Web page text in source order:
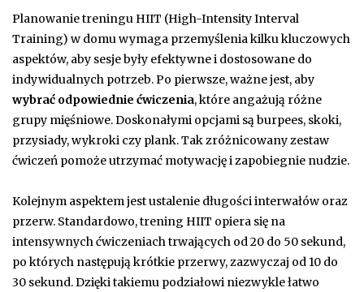
Planowanie treningu HIIT (High-Intensity Interval
Training) w domu wymaga przemyślenia kilku kluczowych
aspektów, aby sesje były efektywne i dostosowane do
indywidualnych potrzeb. Po pierwsze, ważne jest, aby
wybrać odpowiednie ćwiczenia, które angażują różne
grupy mięśniowe. Doskonałymi opcjami są burpees, skoki,
przysiady, wykroki czy plank. Tak zróżnicowany zestaw
ćwiczeń pomoże utrzymać motywację i zapobiegnie nudzie.
Kolejnym aspektem jest ustalenie długości interwałów oraz
przerw. Standardowo, trening HIIT opiera się na
intensywnych ćwiczeniach trwających od 20 do 50 sekund,
po których następują krótkie przerwy, zazwyczaj od 10 do
30 sekund. Dzięki takiemu podziałowi niezwykle łatwo